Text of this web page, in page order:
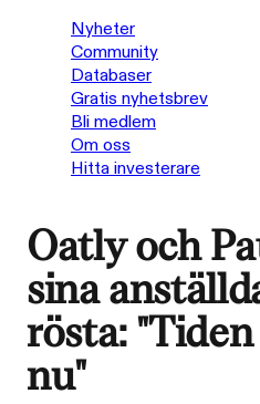
Nyheter
Community
Databaser
Gratis nyhetsbrev
Bli medlem
Om oss
Hitta investerare
Oatly och
sina
rösta:
nu"